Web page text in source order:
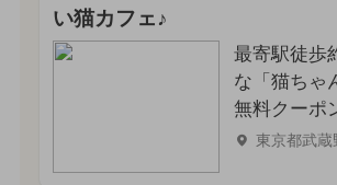
い猫カフェ♪
最寄駅徒歩
な「猫ちゃ
無料クーポ
東京都武蔵